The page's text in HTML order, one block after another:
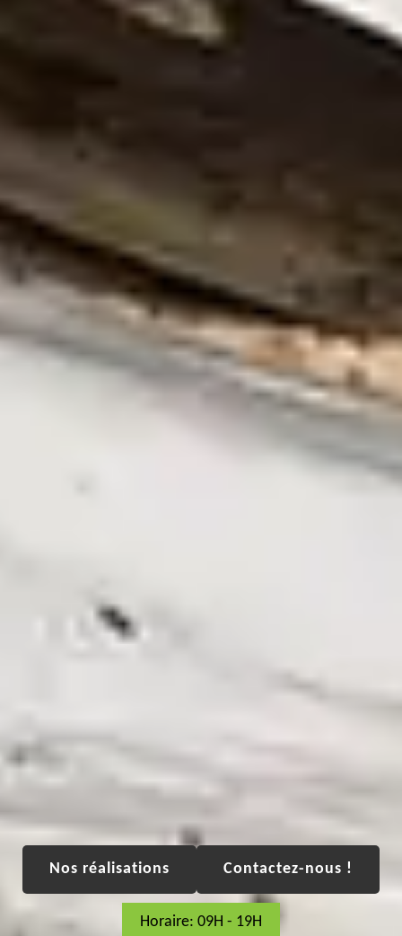
Nos réalisations Contactez-nous !
Horaire: 09H - 19H